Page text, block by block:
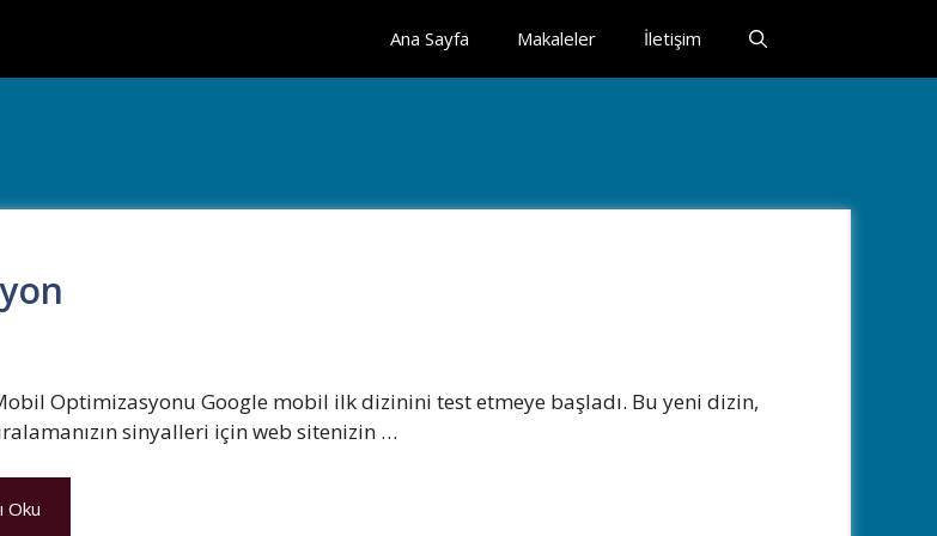
Ana Sayfa Makaleler İletişim
Optimizasyonu Google mobil ilk dizinini test etmeye başladı. Bu yeni dizin,
sinyalleri için web sitenizin …
Oku